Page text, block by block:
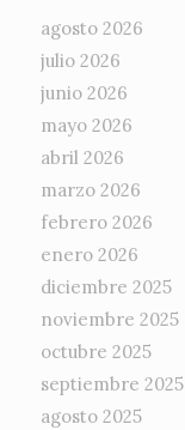
agosto 2026
julio 2026
junio 2026
mayo 2026
abril 2026
marzo 2026
febrero 2026
enero 2026
diciembre 2025
noviembre 2025
octubre 2025
septiembre 2025
agosto 2025